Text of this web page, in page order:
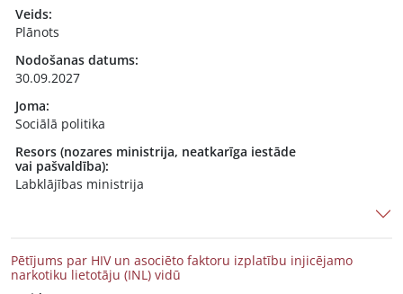
Veids:
Plānots
Nodošanas datums:
30.09.2027
Joma:
Sociālā politika
Resors (nozares ministrija, neatkarīga iestāde
vai pašvaldība):
Labklājības ministrija
Pētījums par HIV un asociēto faktoru izplatību injicējamo
narkotiku lietotāju (INL) vidū